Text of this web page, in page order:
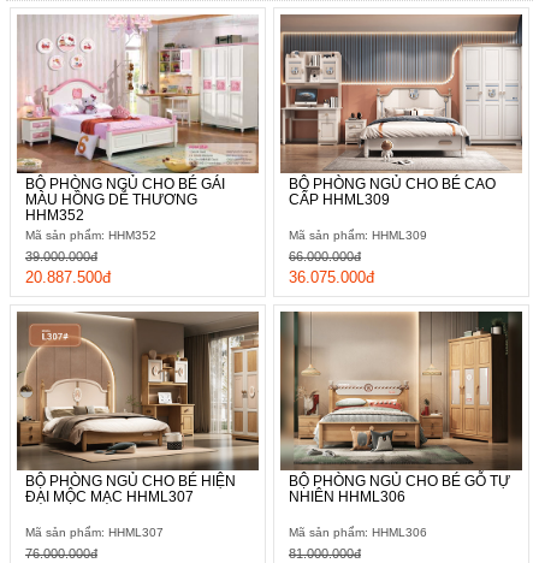
BỘ PHÒNG NGỦ CHO BÉ GÁI
MÀU HỒNG DỄ THƯƠNG
HHM352
Mã sản phẩm: HHM352
20.887.500đ
39.000.000đ
BỘ PHÒNG NGỦ CHO BÉ CAO
CẤP HHML309
Mã sản phẩm: HHML309
36.075.000đ
66.000.000đ
BỘ PHÒNG NGỦ CHO BÉ HIỆN
ĐẠI MỘC MẠC HHML307
Mã sản phẩm: HHML307
76.000.000đ
BỘ PHÒNG NGỦ CHO BÉ GỖ TỰ
NHIÊN HHML306
Mã sản phẩm: HHML306
81.000.000đ